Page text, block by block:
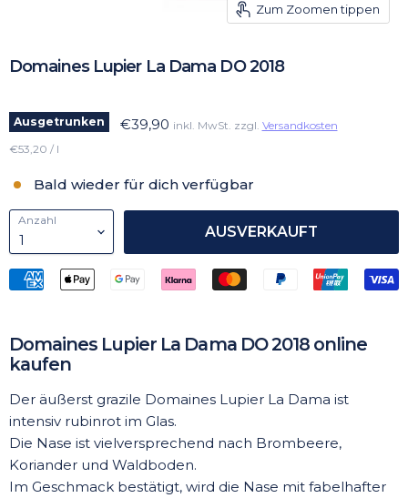
Zum Zoomen tippen
Domaines Lupier La Dama DO 2018
Ausgetrunken €39,90 inkl. MwSt. zzgl. Versandkosten
€53,20 / l
Bald wieder für dich verfügbar
Anzahl
AUSVERKAUFT
Domaines Lupier La Dama DO 2018 online
kaufen
Der äußerst grazile Domaines Lupier La Dama ist
intensiv rubinrot im Glas.
Die Nase ist vielversprechend nach Brombeere,
Koriander und Waldboden.
Im Geschmack bestätigt, wird die Nase mit fabelhafter